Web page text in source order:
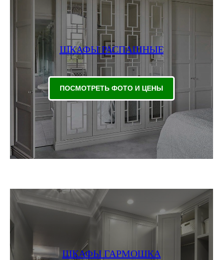
ШКАФЫ РАСПАШНЫЕ
ПОСМОТРЕТЬ ФОТО И ЦЕНЫ
ШКАФЫ ГАРМОШКА